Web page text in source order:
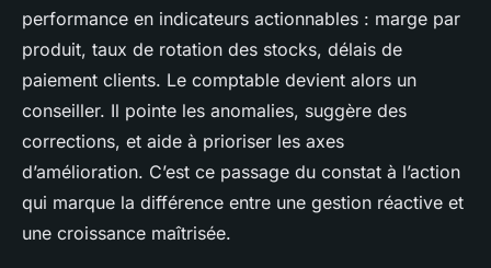
performance en indicateurs actionnables : marge par
produit, taux de rotation des stocks, délais de
paiement clients. Le comptable devient alors un
conseiller. Il pointe les anomalies, suggère des
corrections, et aide à prioriser les axes
d’amélioration. C’est ce passage du constat à l’action
qui marque la différence entre une gestion réactive et
une croissance maîtrisée.